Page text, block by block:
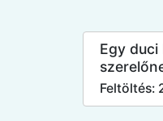
Egy duci
Feltöltés: